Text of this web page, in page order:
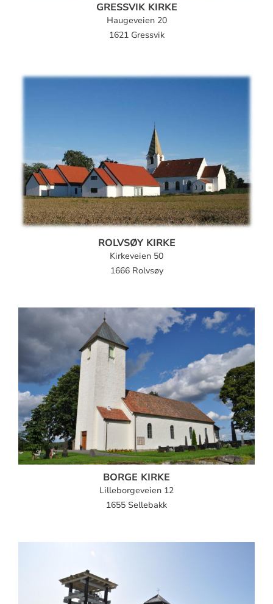
GRESSVIK KIRKE
Haugeveien 20
1621 Gressvik
ROLVSØY KIRKE
Kirkeveien 50
1666 Rolvsøy
BORGE KIRKE
Lilleborgeveien 12
1655 Sellebakk